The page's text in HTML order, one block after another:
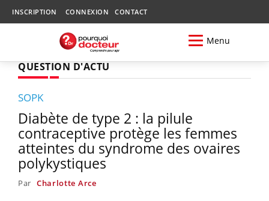
INSCRIPTION CONNEXION CONTACT
Menu
QUESTION D'ACTU
SOPK
Diabète de type 2 : la pilule
contraceptive protège les femmes
atteintes du syndrome des ovaires
polykystiques
Par Charlotte Arce